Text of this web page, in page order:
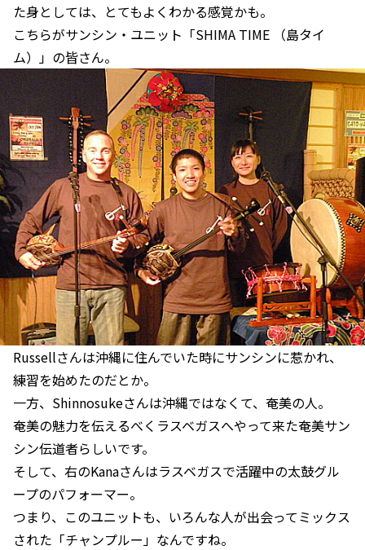
た身としては、とてもよくわかる感覚かも。
こちらがサンシン・ユニット「SHIMA TIME （島タイ
ム）」の皆さん。
Russellさんは沖縄に住んでいた時にサンシンに惹かれ、
練習を始めたのだとか。
一方、Shinnosukeさんは沖縄ではなくて、奄美の人。
奄美の魅力を伝えるべくラスベガスへやって来た奄美サン
シン伝道者らしいです。
そして、右のKanaさんはラスベガスで活躍中の太鼓グル
ープのパフォーマー。
つまり、このユニットも、いろんな人が出会ってミックス
された「チャンプルー」なんですね。